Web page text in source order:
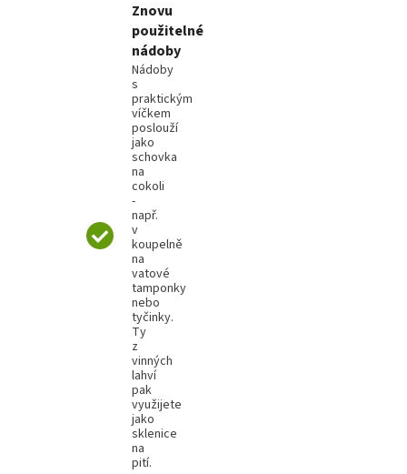
Znovu
použitelné
nádoby
Nádoby
s
praktickým
víčkem
poslouží
jako
schovka
na
cokoli
-
např.
v
koupelně
na
vatové
tamponky
nebo
tyčinky.
Ty
z
vinných
lahví
pak
využijete
jako
sklenice
na
pití.